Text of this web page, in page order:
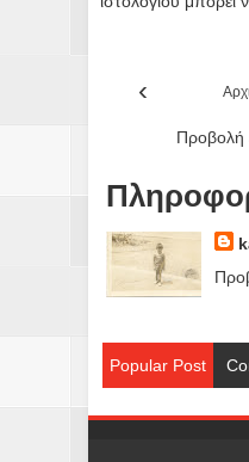
‹
Προβολή
Popular Post